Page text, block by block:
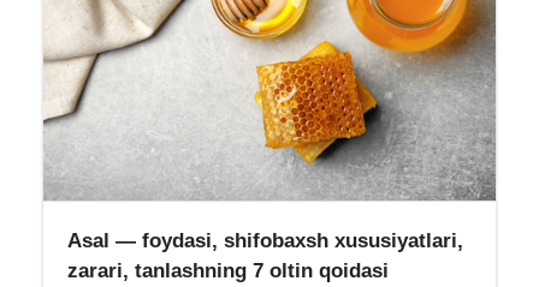
Asal — foydasi, shifobaxsh xususiyatlari,
zarari, tanlashning 7 oltin qoidasi